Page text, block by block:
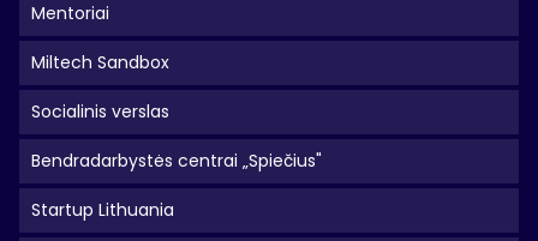
Mentoriai
Miltech Sandbox
Socialinis verslas
Bendradarbystės centrai „Spiečius"
Startup Lithuania